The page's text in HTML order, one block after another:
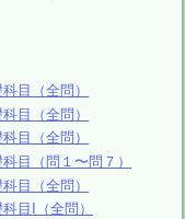
目（全問）
目（全問）
目（全問）
目（問１〜問７）
目（全問）
目I（全問）